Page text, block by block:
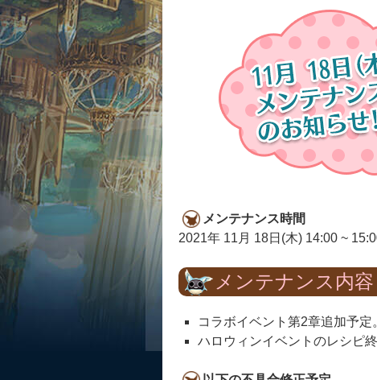
メンテナンス時間
2021年 11月 18日(木) 14:00 ~
メンテナンス内容
コラボイベント第2章追加予定
ハロウィンイベントのレシピ終